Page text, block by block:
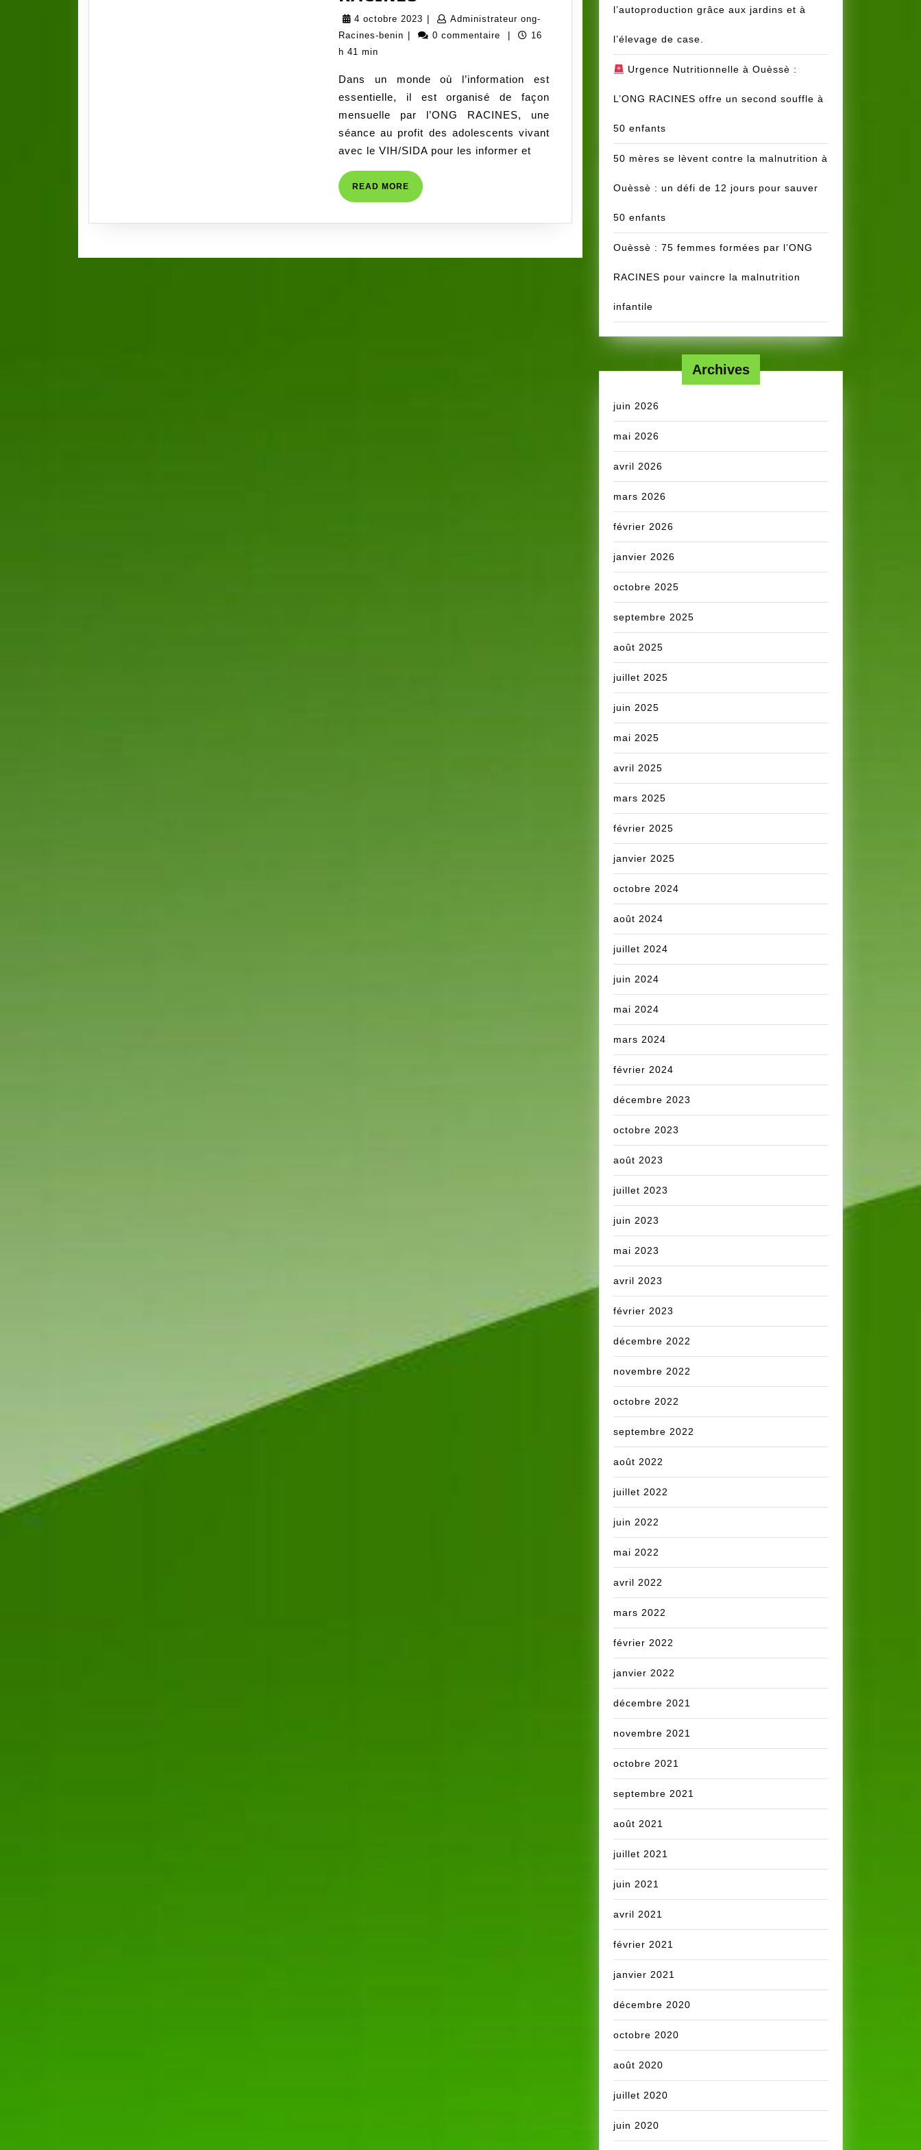
𝗟𝗔
𝗦𝗔𝗡𝗧𝗘
𝗠𝗘𝗡𝗧𝗔𝗟𝗘
𝗗𝗘𝗦
𝗔𝗗𝗢𝗟𝗘𝗦𝗖𝗘𝗡𝗧𝗦
𝗣𝗩𝗩𝗜𝗛
:
𝗨𝗡
𝗘𝗟𝗘𝗠𝗘𝗡𝗧
𝗗𝗘
𝗠𝗜𝗦𝗦𝗜𝗢𝗡
4 octobre 2023 4
octobre
Administrateur ong-
Racines-benin Administrateur
benin
0 commentaire
16
h 41 min
Dans un monde où l’information est
essentielle, il est organisé de façon
mensuelle par l’ONG RACINES, une
séance au profit des adolescents vivant
avec le VIH/SIDA pour les informer et
READ MORE READ
MORE
l’autoproduction grâce aux jardins et à
l’élevage de case.
Urgence Nutritionnelle à Ouèssè :
L’ONG RACINES offre un second souffle à
50 enfants
50 mères se lèvent contre la malnutrition à
Ouèssè : un défi de 12 jours pour sauver
50 enfants
Ouèssè : 75 femmes formées par l’ONG
RACINES pour vaincre la malnutrition
infantile
Archives
juin 2026
mai 2026
avril 2026
mars 2026
février 2026
janvier 2026
octobre 2025
septembre 2025
août 2025
juillet 2025
juin 2025
mai 2025
avril 2025
mars 2025
février 2025
janvier 2025
octobre 2024
août 2024
juillet 2024
juin 2024
mai 2024
mars 2024
février 2024
décembre 2023
octobre 2023
août 2023
juillet 2023
juin 2023
mai 2023
avril 2023
février 2023
décembre 2022
novembre 2022
octobre 2022
septembre 2022
août 2022
juillet 2022
juin 2022
mai 2022
avril 2022
mars 2022
février 2022
janvier 2022
décembre 2021
novembre 2021
octobre 2021
septembre 2021
août 2021
juillet 2021
juin 2021
avril 2021
février 2021
janvier 2021
décembre 2020
octobre 2020
août 2020
juillet 2020
juin 2020